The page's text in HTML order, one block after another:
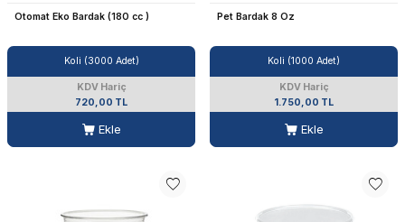
Otomat Eko Bardak (180 cc )
Koli (3000 Adet)
KDV Hariç
720,00 TL
Ekle
Pet Bardak 8 Oz
Koli (1000 Adet)
KDV Hariç
1.750,00 TL
Ekle